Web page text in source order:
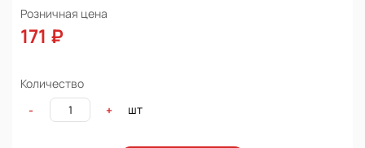
Розничная цена
171 ₽
Количество
-
+ шт